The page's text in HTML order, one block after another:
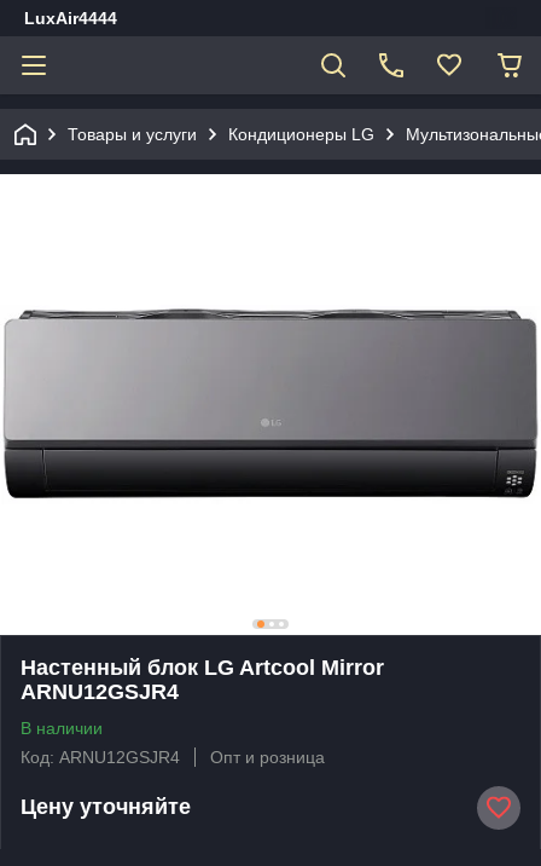
LuxAir4444
Товары и услуги Кондиционеры LG
Настенный блок LG Artcool Mirror
ARNU12GSJR4
В наличии
Код: ARNU12GSJR4
Опт и розница
Цену уточняйте